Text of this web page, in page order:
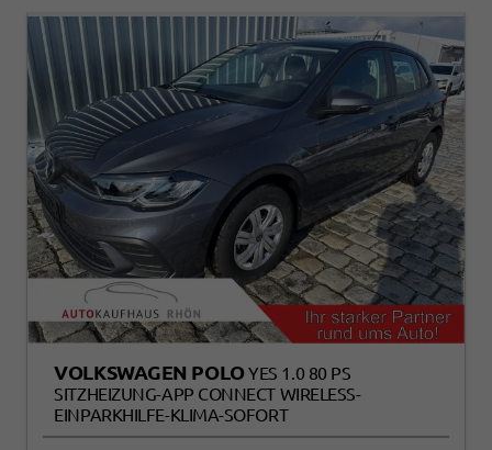
VOLKSWAGEN POLOYES 1.0 80 PS
SITZHEIZUNG-APP CONNECT WIRELESS-
EINPARKHILFE-KLIMA-SOFORT